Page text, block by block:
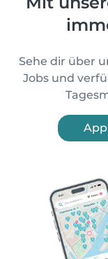
Sehe dir über
Jobs und